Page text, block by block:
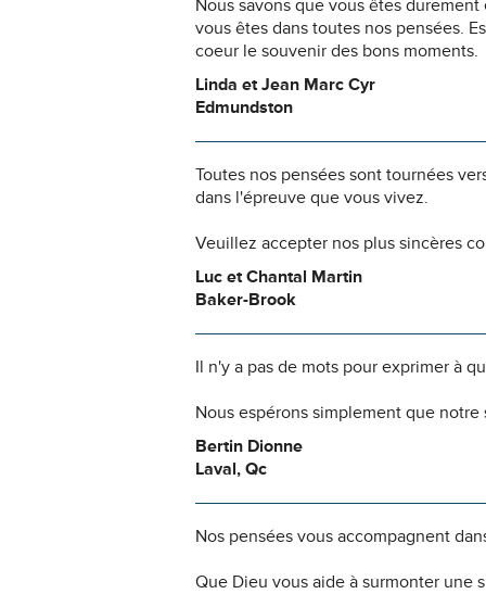
Nous savons que vous êtes
vous êtes dans toutes nos pensées.
coeur le souvenir des bons moments.
Linda et Jean Marc Cyr
Edmundston
Toutes nos pensées sont tournées
dans l'épreuve que vous vivez.
Veuillez accepter nos plus sincères
Luc et Chantal Martin
Baker-Brook
Il n'y a pas de mots pour exprimer à
Nous espérons simplement que
Bertin Dionne
Laval, Qc
Nos pensées vous accompagnent
Que Dieu vous aide à surmonter une